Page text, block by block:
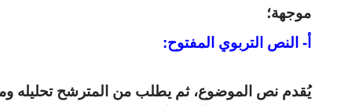
موجهة؛
أ- النص التربوي المفتوح:
يُقدم نص الموضوع، ثم يطلب من المترشح تحليله